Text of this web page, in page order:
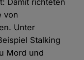
Damit richteten
von
Unter
Stalking
Mord und